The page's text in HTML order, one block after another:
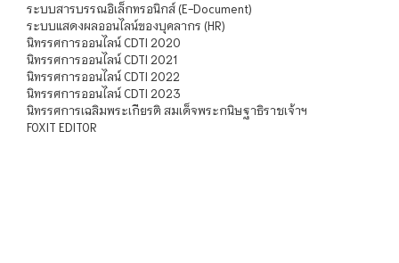
ระบบสารบรรณอิเล็กทรอนิกส์ (E-Document)
ระบบแสดงผลออนไลน์ของบุคลากร (HR)
นิทรรศการออนไลน์ CDTI 2020
นิทรรศการออนไลน์ CDTI 2021
นิทรรศการออนไลน์ CDTI 2022
นิทรรศการออนไลน์ CDTI 2023
นิทรรศการเฉลิมพระเกียรติ สมเด็จพระกนิษฐาธิราชเจ้าฯ
FOXIT EDITOR